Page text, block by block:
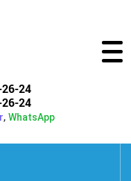
24
24
, WhatsApp